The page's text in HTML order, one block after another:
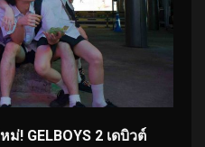
! GELBOYS 2 เดบิวต์